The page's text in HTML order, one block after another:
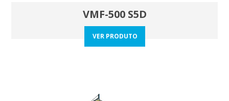
VMF-500 S5D
VER PRODUTO